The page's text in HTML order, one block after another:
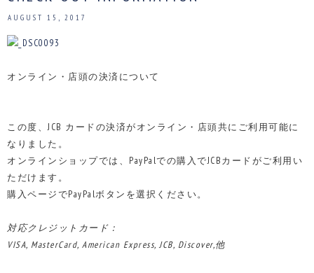
AUGUST 15, 2017
オンライン・店頭の決済について
この度、JCB カードの決済がオンライン・店頭共にご利用可能に
なりました。
オンラインショップでは、PayPalでの購入でJCBカードがご利用い
ただけます。
購入ページでPayPalボタンを選択ください。
対応クレジットカード：
VISA, MasterCard, American Express, JCB, Discover,他